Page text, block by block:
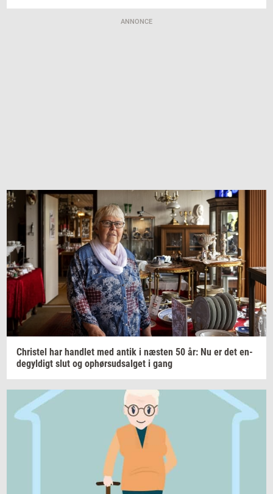
ANNONCE
Chri­stel har hand­let med antik i næ­sten 50 år: Nu er det en­
de­gyl­digt slut og op­hør­s­ud­sal­get i gang